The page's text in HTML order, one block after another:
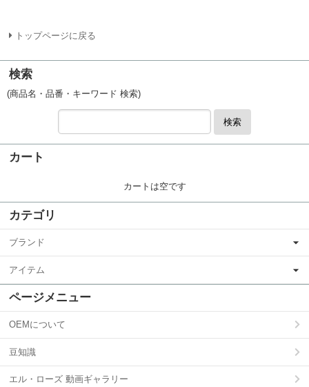
トップページに戻る
検索
(商品名・品番・キーワード 検索)
検索
カート
カートは空です
カテゴリ
ブランド
アイテム
ページメニュー
OEMについて
豆知識
エル・ローズ 動画ギャラリー